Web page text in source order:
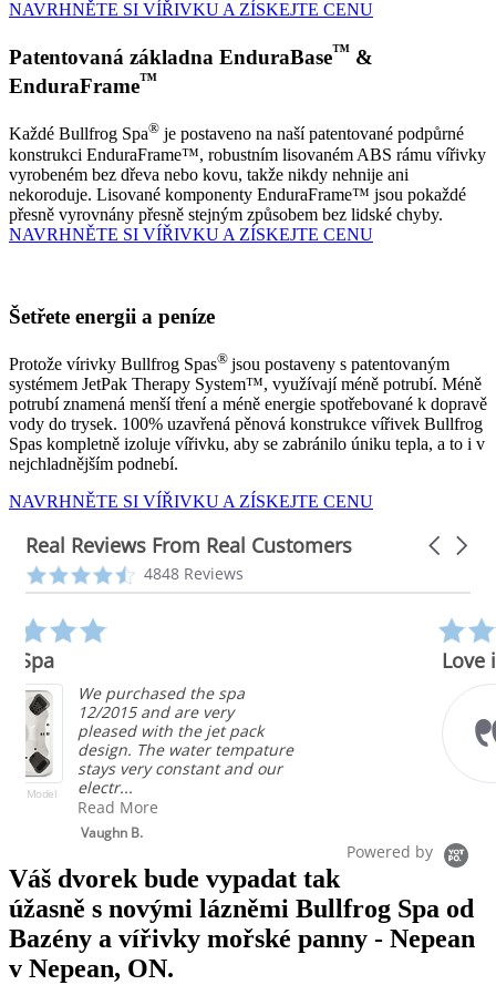
NAVRHNĚTE SI VÍŘIVKU A ZÍSKEJTE CENU
Patentovaná základna EnduraBase™ &
EnduraFrame™
Každé Bullfrog Spa® je postaveno na naší patentované podpůrné
konstrukci EnduraFrame™, robustním lisovaném ABS rámu vířivky
vyrobeném bez dřeva nebo kovu, takže nikdy nehnije ani
nekoroduje. Lisované komponenty EnduraFrame™ jsou pokaždé
přesně vyrovnány přesně stejným způsobem bez lidské chyby.
NAVRHNĚTE SI VÍŘIVKU A ZÍSKEJTE CENU
Šetřete energii a peníze
Protože vírivky Bullfrog Spas® jsou postaveny s patentovaným
systémem JetPak Therapy System™, využívají méně potrubí. Méně
potrubí znamená menší tření a méně energie spotřebované k dopravě
vody do trysek. 100% uzavřená pěnová konstrukce vířivek Bullfrog
Spas kompletně izoluje vířivku, aby se zabránilo úniku tepla, a to i v
nejchladnějším podnebí.
NAVRHNĚTE SI VÍŘIVKU A ZÍSKEJTE CENU
Real Reviews From Real Customers
Reviews
carousel
Carousel
4.3
star
4848 Reviews
configurable stations, very
energy efficient, easy to
maintain, beautiful. I love my
bullfrog spa!
Powered by
Váš dvorek bude vypadat tak
úžasně s novými lázněmi Bullfrog Spa od
Bazény a vířivky mořské panny - Nepean
v Nepean, ON.